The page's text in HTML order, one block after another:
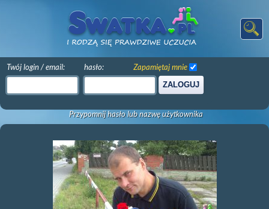
Twój login / email: hasło:
ZALOGUJ
Zapamiętaj mnie
Przypomnij hasło lub nazwę użytkownika